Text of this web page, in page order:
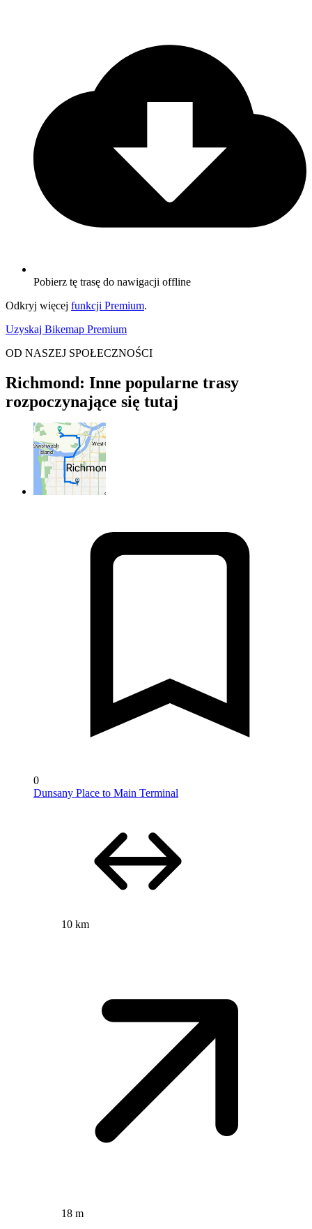
Pobierz tę trasę do nawigacji offline
Odkryj więcej funkcji Premium.
Uzyskaj Bikemap Premium
OD NASZEJ SPOŁECZNOŚCI
Richmond: Inne popularne trasy
rozpoczynające się tutaj
0
Dunsany Place to Main Terminal
10 km
18 m